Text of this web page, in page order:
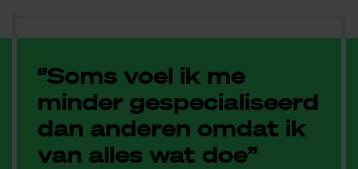
‘’Soms voel ik me
minder gespecialiseerd
dan anderen omdat ik
van alles wat doe’’